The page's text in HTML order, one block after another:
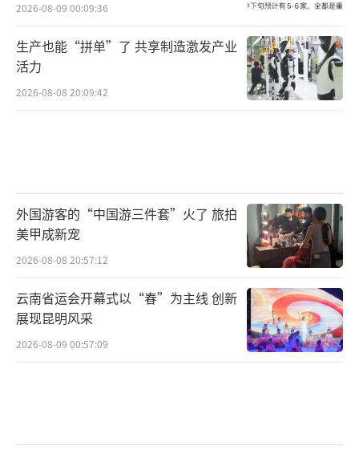
2026-08-09 00:09:36
生产也能“拼单”了 共享制造激发产业
活力
2026-08-08 20:09:42
外国游客的“中国游三件套”火了 旅拍
美甲成新宠
2026-08-08 20:57:12
云南省运会开幕式以“春”为主线 创新
展现昆明风采
2026-08-09 00:57:09